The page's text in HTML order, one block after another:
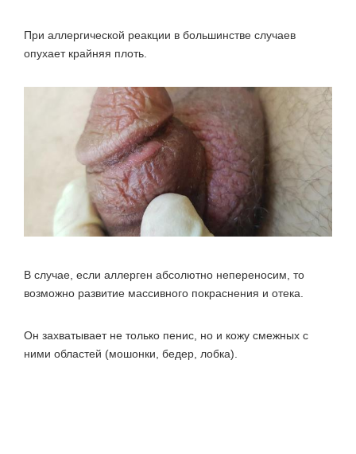
При аллергической реакции в большинстве случаев
опухает крайняя плоть.
В случае, если аллерген абсолютно непереносим, то
возможно развитие массивного покраснения и отека.
Он захватывает не только пенис, но и кожу смежных с
ними областей (мошонки, бедер, лобка).